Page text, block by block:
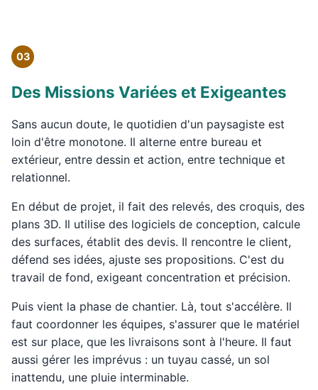
03
Des Missions Variées et Exigeantes
Sans aucun doute, le quotidien d'un paysagiste est
loin d'être monotone. Il alterne entre bureau et
extérieur, entre dessin et action, entre technique et
relationnel.
En début de projet, il fait des relevés, des croquis, des
plans 3D. Il utilise des logiciels de conception, calcule
des surfaces, établit des devis. Il rencontre le client,
défend ses idées, ajuste ses propositions. C'est du
travail de fond, exigeant concentration et précision.
Puis vient la phase de chantier. Là, tout s'accélère. Il
faut coordonner les équipes, s'assurer que le matériel
est sur place, que les livraisons sont à l'heure. Il faut
aussi gérer les imprévus : un tuyau cassé, un sol
inattendu, une pluie interminable.